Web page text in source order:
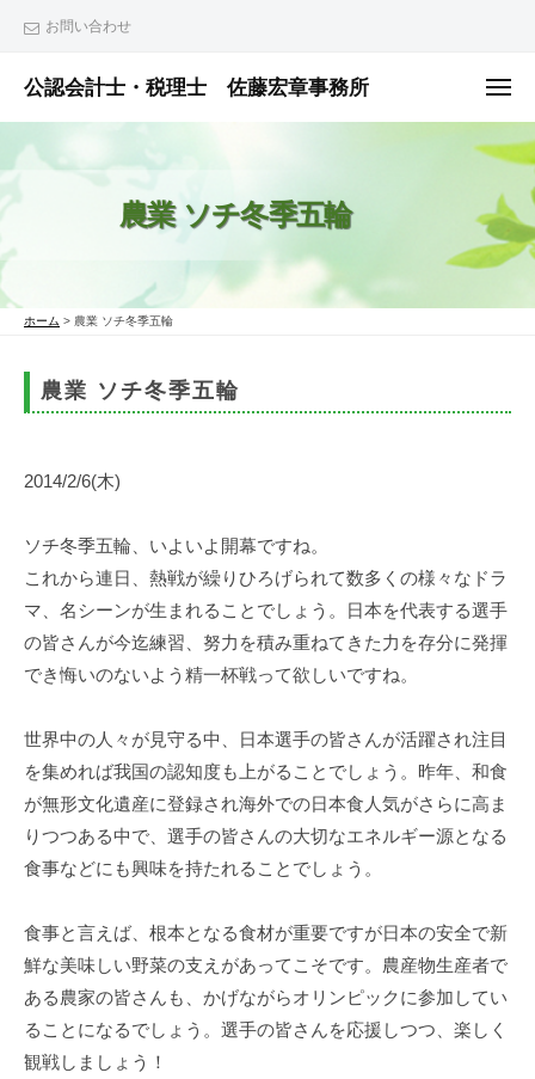
へ
ス
ッ
プ
お問い合わせ
公認会計士・税理士 佐藤宏章事務所
公
認
理
佐
宏
事
務
メ
ュ
ー
農業 ソチ冬季五輪
ホーム > 農業 ソチ冬季五輪
農業 ソチ冬季五輪
2014/2/6(木)
ソチ冬季五輪、いよいよ開幕ですね。
これから連日、熱戦が繰りひろげられて数多くの様々なドラ
マ、名シーンが生まれることでしょう。日本を代表する選手
の皆さんが今迄練習、努力を積み重ねてきた力を存分に発揮
でき悔いのないよう精一杯戦って欲しいですね。
世界中の人々が見守る中、日本選手の皆さんが活躍され注目
を集めれば我国の認知度も上がることでしょう。昨年、和食
が無形文化遺産に登録され海外での日本食人気がさらに高ま
りつつある中で、選手の皆さんの大切なエネルギー源となる
食事などにも興味を持たれることでしょう。
食事と言えば、根本となる食材が重要ですが日本の安全で新
鮮な美味しい野菜の支えがあってこそです。農産物生産者で
ある農家の皆さんも、かげながらオリンピックに参加してい
ることになるでしょう。選手の皆さんを応援しつつ、楽しく
観戦しましょう！